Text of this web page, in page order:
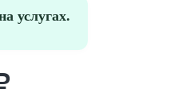
услугах.